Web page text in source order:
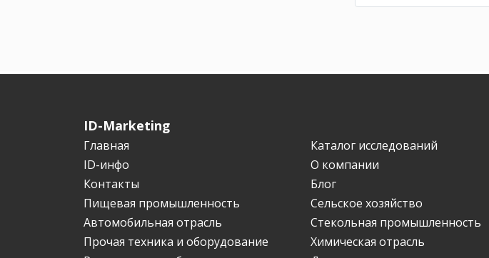
ID-Marketing
Главная
Каталог исследований
ID-инфо
О компании
Контакты
Блог
Пищевая промышленность
Сельское хозяйство
Автомобильная отрасль
Стекольная промышленность
Прочая техника и оборудование
Химическая отрасль